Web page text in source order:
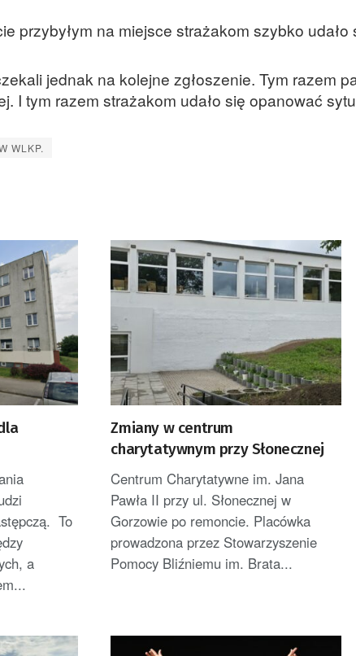
przybyłym na miejsce strażakom szybko
jednak na kolejne zgłoszenie. Tym razem
I tym razem strażakom udało się opanować
WLKP.
To
a
Zmiany w centrum
charytatywnym przy Słonecznej
Centrum Charytatywne im. Jana
Pawła II przy ul. Słonecznej w
Gorzowie po remoncie. Placówka
prowadzona przez Stowarzyszenie
Pomocy Bliźniemu im. Brata...